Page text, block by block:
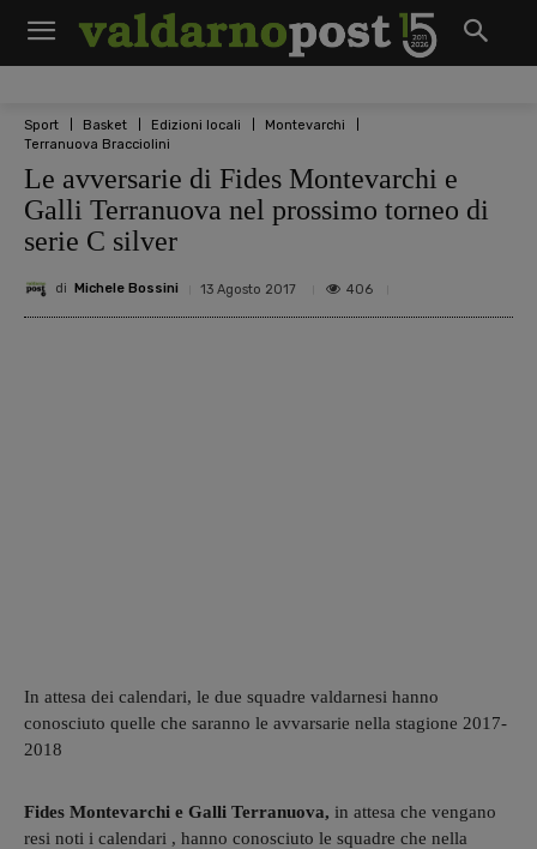
Sport Basket Edizioni locali
Montevarchi
Terranuova Bracciolini
Le avversarie di Fides Montevarchi e
Galli Terranuova nel prossimo torneo di
serie C silver
di Michele Bossini 13 Agosto 2017 406
In attesa dei calendari, le due squadre valdarnesi hanno
conosciuto quelle che saranno le avvarsarie nella stagione 2017-
2018
Fides Montevarchi e Galli Terranuova, in attesa che vengano
resi noti i calendari , hanno conosciuto le squadre che nella